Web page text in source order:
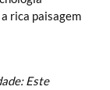
rica paisagem
Este